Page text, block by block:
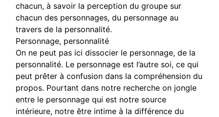
chacun, à savoir la perception du groupe sur
chacun des personnages, du personnage au
travers de la personnalité.
Personnage, personnalité
On ne peut pas ici dissocier le personnage, de la
personnalité. Le personnage est l’autre soi, ce qui
peut prêter à confusion dans la compréhension du
propos. Pourtant dans notre recherche on jongle
entre le personnage qui est notre source
intérieure, notre être intime à la différence du